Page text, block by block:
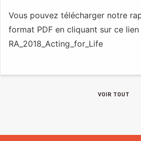
Vous pouvez télécharger notre
format PDF en cliquant sur ce lien
RA_2018_Acting_for_Life
VOIR TOUT